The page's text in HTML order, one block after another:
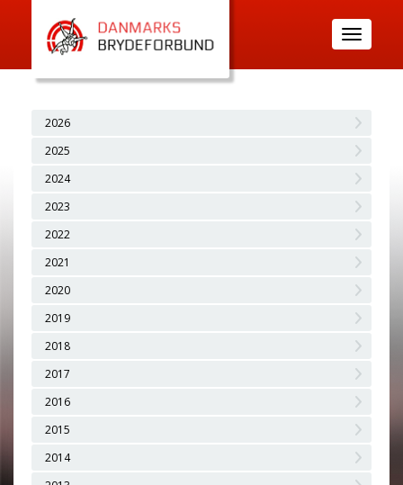
Toggle
navigation
2026
2025
2024
2023
2022
2021
2020
2019
2018
2017
2016
2015
2014